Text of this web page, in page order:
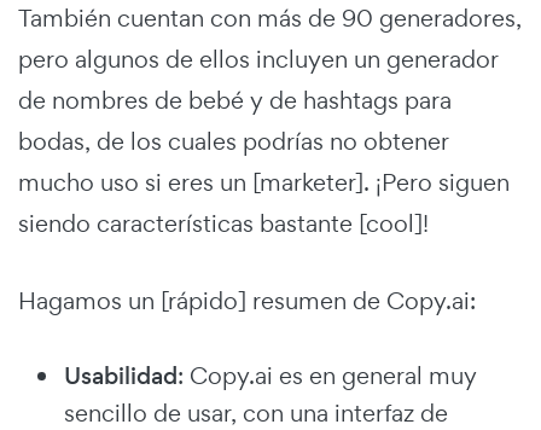
También cuentan con más de 90 generadores,
pero algunos de ellos incluyen un generador
de nombres de bebé y de hashtags para
bodas, de los cuales podrías no obtener
mucho uso si eres un [marketer]. ¡Pero siguen
siendo características bastante [cool]!
Hagamos un [rápido] resumen de Copy.ai:
Usabilidad: Copy.ai es en general muy
sencillo de usar, con una interfaz de